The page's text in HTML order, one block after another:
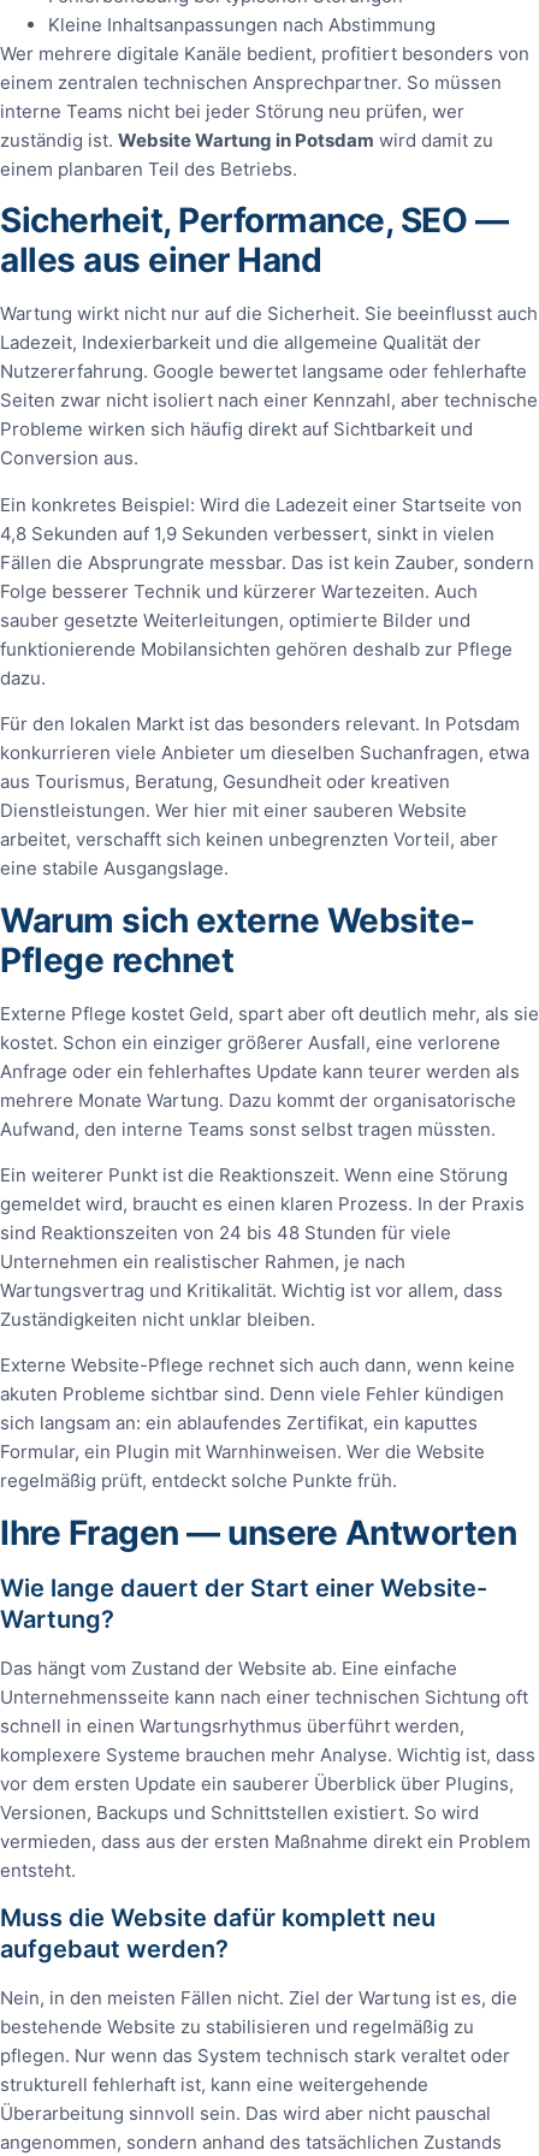
Kleine Inhaltsanpassungen nach Abstimmung
Wer mehrere digitale Kanäle bedient, profitiert besonders von
einem zentralen technischen Ansprechpartner. So müssen
interne Teams nicht bei jeder Störung neu prüfen, wer
zuständig ist. Website Wartung in Potsdam wird damit zu
einem planbaren Teil des Betriebs.
Sicherheit, Performance, SEO —
alles aus einer Hand
Wartung wirkt nicht nur auf die Sicherheit. Sie beeinflusst auch
Ladezeit, Indexierbarkeit und die allgemeine Qualität der
Nutzererfahrung. Google bewertet langsame oder fehlerhafte
Seiten zwar nicht isoliert nach einer Kennzahl, aber technische
Probleme wirken sich häufig direkt auf Sichtbarkeit und
Conversion aus.
Ein konkretes Beispiel: Wird die Ladezeit einer Startseite von
4,8 Sekunden auf 1,9 Sekunden verbessert, sinkt in vielen
Fällen die Absprungrate messbar. Das ist kein Zauber, sondern
Folge besserer Technik und kürzerer Wartezeiten. Auch
sauber gesetzte Weiterleitungen, optimierte Bilder und
funktionierende Mobilansichten gehören deshalb zur Pflege
dazu.
Für den lokalen Markt ist das besonders relevant. In Potsdam
konkurrieren viele Anbieter um dieselben Suchanfragen, etwa
aus Tourismus, Beratung, Gesundheit oder kreativen
Dienstleistungen. Wer hier mit einer sauberen Website
arbeitet, verschafft sich keinen unbegrenzten Vorteil, aber
eine stabile Ausgangslage.
Warum sich externe Website-
Pflege rechnet
Externe Pflege kostet Geld, spart aber oft deutlich mehr, als sie
kostet. Schon ein einziger größerer Ausfall, eine verlorene
Anfrage oder ein fehlerhaftes Update kann teurer werden als
mehrere Monate Wartung. Dazu kommt der organisatorische
Aufwand, den interne Teams sonst selbst tragen müssten.
Ein weiterer Punkt ist die Reaktionszeit. Wenn eine Störung
gemeldet wird, braucht es einen klaren Prozess. In der Praxis
sind Reaktionszeiten von 24 bis 48 Stunden für viele
Unternehmen ein realistischer Rahmen, je nach
Wartungsvertrag und Kritikalität. Wichtig ist vor allem, dass
Zuständigkeiten nicht unklar bleiben.
Externe Website-Pflege rechnet sich auch dann, wenn keine
akuten Probleme sichtbar sind. Denn viele Fehler kündigen
sich langsam an: ein ablaufendes Zertifikat, ein kaputtes
Formular, ein Plugin mit Warnhinweisen. Wer die Website
regelmäßig prüft, entdeckt solche Punkte früh.
Ihre Fragen — unsere Antworten
Wie lange dauert der Start einer Website-
Wartung?
Das hängt vom Zustand der Website ab. Eine einfache
Unternehmensseite kann nach einer technischen Sichtung oft
schnell in einen Wartungsrhythmus überführt werden,
komplexere Systeme brauchen mehr Analyse. Wichtig ist, dass
vor dem ersten Update ein sauberer Überblick über Plugins,
Versionen, Backups und Schnittstellen existiert. So wird
vermieden, dass aus der ersten Maßnahme direkt ein Problem
entsteht.
Muss die Website dafür komplett neu
aufgebaut werden?
Nein, in den meisten Fällen nicht. Ziel der Wartung ist es, die
bestehende Website zu stabilisieren und regelmäßig zu
pflegen. Nur wenn das System technisch stark veraltet oder
strukturell fehlerhaft ist, kann eine weitergehende
Überarbeitung sinnvoll sein. Das wird aber nicht pauschal
angenommen, sondern anhand des tatsächlichen Zustands